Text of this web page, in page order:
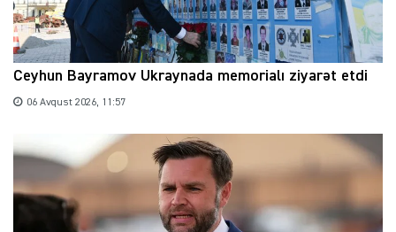
Ceyhun Bayramov Ukraynada memorialı ziyarət etdi
06 Avqust 2026, 11:57